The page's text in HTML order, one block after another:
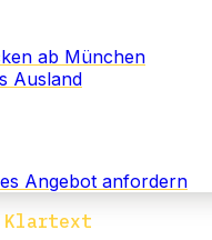
ab München
Ausland
Angebot anfordern
Klartext